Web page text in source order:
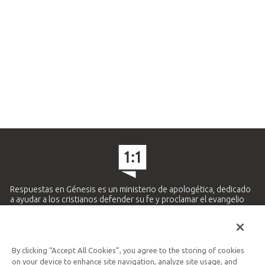
Respuestas en Génesis es un ministerio de apologética, dedicado
a ayudar a los cristianos defender su fe y proclamar el evangelio
Ministerio Hispano y Latinoamericano
By clicking “Accept All Cookies”, you agree to the storing of cookies
on your device to enhance site navigation, analyze site usage, and